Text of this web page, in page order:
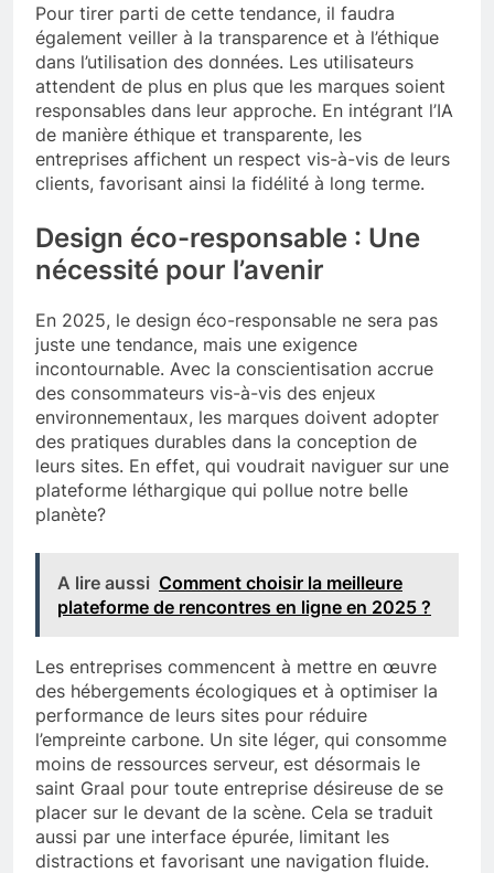
Pour tirer parti de cette tendance, il faudra
également veiller à la transparence et à l’éthique
dans l’utilisation des données. Les utilisateurs
attendent de plus en plus que les marques soient
responsables dans leur approche. En intégrant l’IA
de manière éthique et transparente, les
entreprises affichent un respect vis-à-vis de leurs
clients, favorisant ainsi la fidélité à long terme.
Design éco-responsable : Une
nécessité pour l’avenir
En 2025, le design éco-responsable ne sera pas
juste une tendance, mais une exigence
incontournable. Avec la conscientisation accrue
des consommateurs vis-à-vis des enjeux
environnementaux, les marques doivent adopter
des pratiques durables dans la conception de
leurs sites. En effet, qui voudrait naviguer sur une
plateforme léthargique qui pollue notre belle
planète?
A lire aussi Comment choisir la meilleure
plateforme de rencontres en ligne en 2025 ?
Les entreprises commencent à mettre en œuvre
des hébergements écologiques et à optimiser la
performance de leurs sites pour réduire
l’empreinte carbone. Un site léger, qui consomme
moins de ressources serveur, est désormais le
saint Graal pour toute entreprise désireuse de se
placer sur le devant de la scène. Cela se traduit
aussi par une interface épurée, limitant les
distractions et favorisant une navigation fluide.